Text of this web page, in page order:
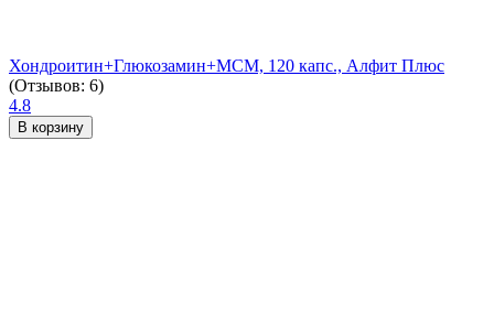
Хондроитин+Глюкозамин+МСМ, 120 капс., Алфит Плюс
(Отзывов: 6)
4.8
В корзину